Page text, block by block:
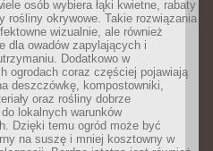
osób wybiera łąki kwietne, rabaty
rośliny okrywowe. Takie rozwiązania
wizualnie, ale również
dla owadów zapylających i
Dodatkowo w
ogrodach coraz częściej pojawiają
deszczówkę, kompostowniki,
oraz rośliny dobrze
lokalnych warunków
Dzięki temu ogród może być
na suszę i mniej kosztowny w